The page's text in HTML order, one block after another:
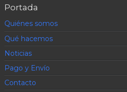
Portada
Quiénes somos
Qué hacemos
Noticias
Pago y Envío
Contacto